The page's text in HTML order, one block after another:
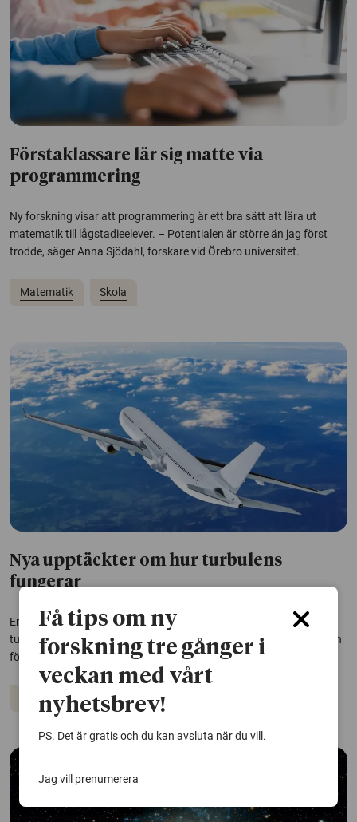
Förstaklassare lär sig matte via
programmering
Ny forskning visar att programmering är ett bra sätt att lära ut
matematik till lågstadieelever. – Potentialen är större än jag först
trodde, säger Anna Sjödahl, forskare vid Örebro universitet.
Matematik Skola
Nya upptäckter om hur turbulens
fungerar
En ny studie tar sig an en över hundra år gammal fråga om hur
turbulens uppstår. Fynden kan få betydelse för flygteknik, men även
för helt andra områden, som utformning av mekaniska hjärtklaffar.
Matematik
Få tips om ny
forskning tre gånger i
veckan med vårt
nyhetsbrev!
PS. Det är gratis och du kan avsluta när du vill.
Jag vill prenumerera